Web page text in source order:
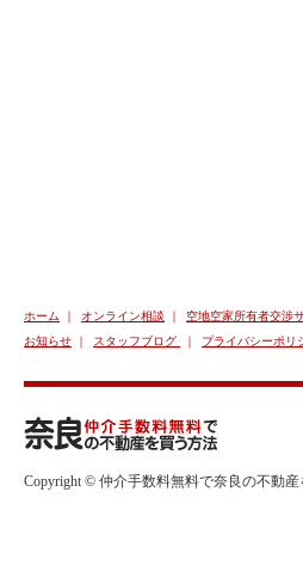
ホーム ｜ オンライン相談 ｜ 空地空家所有者交渉
お知らせ ｜ スタッフブログ ｜ プライバシーポリ
Copyright © 仲介手数料無料で奈良の不動産